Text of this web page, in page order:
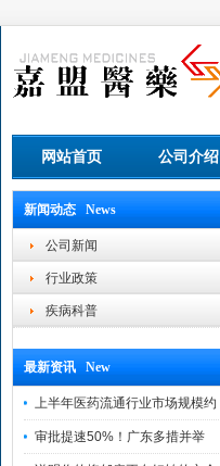
网站首页 公司介绍
新闻动态 News
公司新闻
行业政策
疾病科普
最新资讯 New
上半年医药流通行业市场规模约
审批提速50%！广东多措并举